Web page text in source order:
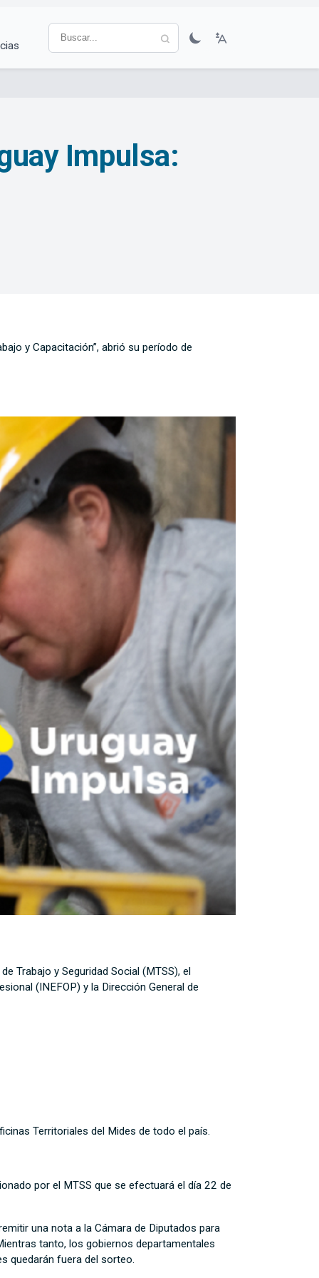
Impulsa:
y Capacitación”, abrió su período de
Trabajo y Seguridad Social (MTSS), el
(INEFOP) y la Dirección General de
Territoriales del Mides de todo el país.
por el MTSS que se efectuará el día 22 de
una nota a la Cámara de Diputados para
tanto, los gobiernos departamentales
quedarán fuera del sorteo.